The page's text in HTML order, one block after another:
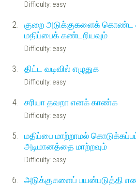
Difficulty: easy
2.
குறை அடுக்குகளைக்
மதிப்பைக் கண்டறியவும்
Difficulty: easy
3. திட்ட வடிவில் எழுதுக
Difficulty: easy
4. சரியா தவறா எனக் காண்க
Difficulty: easy
5.
மதிப்பை மாற்றாமல்
அடிமானத்தை மாற்றவும்
Difficulty: easy
6.
அடுக்குகளைப் பயன்படுத்தி